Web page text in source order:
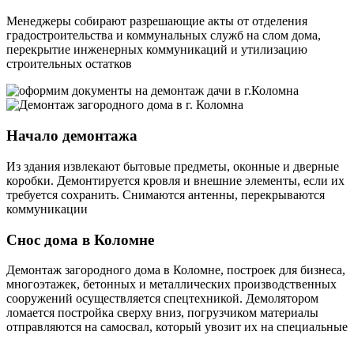
Менеджеры собирают разрешающие акты от отделения
градостроительства и коммунальных служб на слом дома,
перекрытие инженерных коммуникаций и утилизацию
строительных остатков
Начало демонтажа
Из здания извлекают бытовые предметы, оконные и дверные
коробки. Демонтируется кровля и внешние элементы, если их
требуется сохранить. Снимаются антенны, перекрываются
коммуникации
Снос дома в Коломне
Демонтаж загородного дома в Коломне, построек для бизнеса,
многоэтажек, бетонных и металлических производственных
сооружений осуществляется спецтехникой. Демолятором
ломается постройка сверху вниз, погрузчиком материалы
отправляются на самосвал, который увозит их на специальные